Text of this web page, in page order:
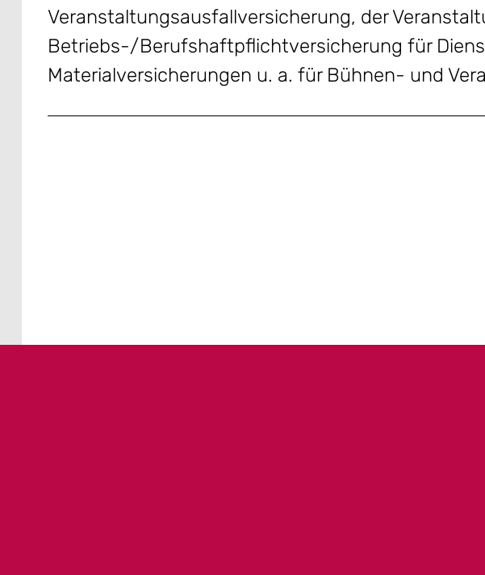
Veranstaltungsausfallversicherung, der
Betriebs-/Berufshaftpflichtversicherung für
Materialversicherungen u. a. für Bühnen- und